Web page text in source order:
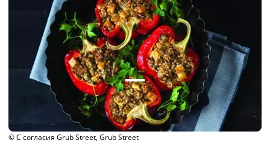
© С согласия Grub Street, Grub Street